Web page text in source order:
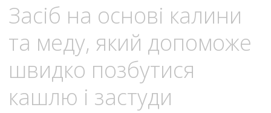
Засіб на основі калини
та меду, який допоможе
швидко позбутися
кашлю і застуди